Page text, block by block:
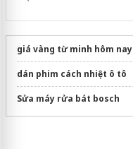
giá vàng từ minh hôm nay
dán phim cách nhiệt ô tô
Sửa máy rửa bát bosch